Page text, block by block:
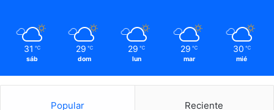
31 ℃
sáb
29 ℃
dom
29 ℃
lun
29 ℃
mar
30 ℃
mié
Popular Reciente